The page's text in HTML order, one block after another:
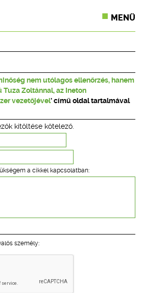
MENÜ
TERMÉKKIÍRÁS
JOG
KÉPZÉSEK
SEGÉDLETEK
nem utólagos ellenőrzés, hanem
Tuza Zoltánnal, az Ineton
vezetőjével' című oldal tartalmával
kitöltése kötelező.
a cikkel kapcsolatban:
személy: